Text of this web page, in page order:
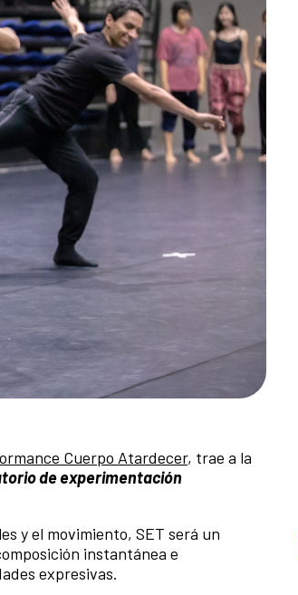
Cuerpo Atardecer, trae a la
de experimentación
y el movimiento, SET será un
instantánea e
expresivas.